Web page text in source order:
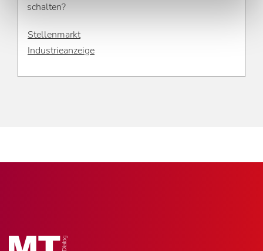
schalten?
Stellenmarkt
Industrieanzeige